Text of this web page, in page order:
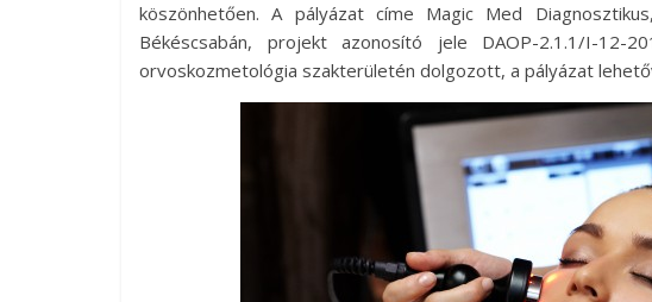
köszönhetően. A pályázat címe Magic Med
Békéscsabán, projekt azonosító jele DAOP-2.1.1/I-
orvoskozmetológia szakterületén dolgozott, a pályázat